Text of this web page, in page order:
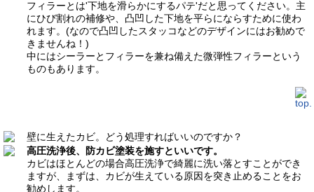
フィラーとは'下地を滑らかにするパテ'だと思ってください。主
にひび割れの補修や、凸凹した下地を平らにならすために使わ
れます。(なので凸凹したスタッコなどのデザインにはお勧めで
きませんね！)
中にはシーラーとフィラーを兼ね備えた微弾性フィラーという
ものもあります。
壁に生えたカビ。どう処理すればいいのですか？
高圧洗浄後、防カビ塗装を施すといいです。
カビはほとんどの場合高圧洗浄で綺麗に洗い落とすことができ
ますが、まずは、カビが生えている原因を突き止めることをお
勧めします。